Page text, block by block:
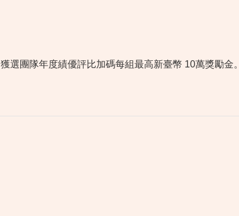
選團隊年度績優評比加碼每組最高新臺幣 10萬獎勵金。